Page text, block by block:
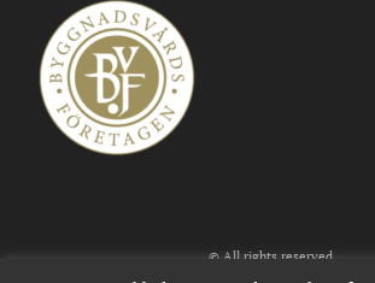
© All rights reserved